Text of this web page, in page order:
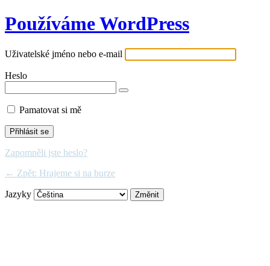
Používáme WordPress
Uživatelské jméno nebo e-mail
Heslo
Pamatovat si mě
Zapomněli jste heslo?
← Zpět: Hrajeme si na burze
Jazyky